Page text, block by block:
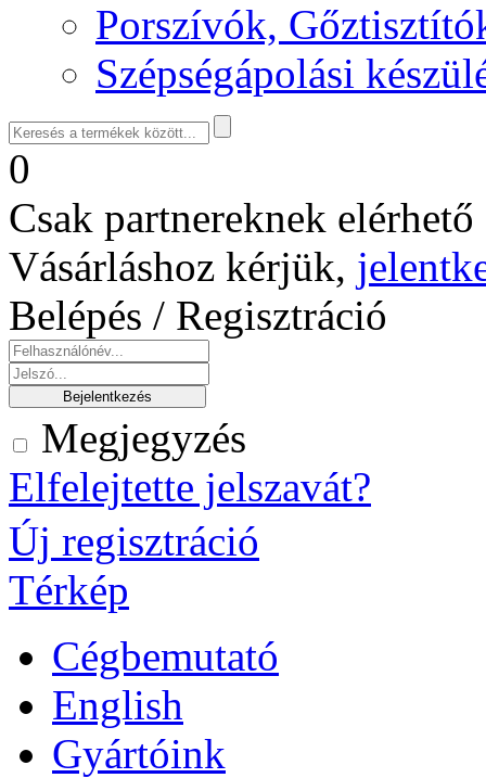
Porszívók,
Szépségápolási
0
Csak partnereknek
Vásárláshoz kérjük,
Belépés / Regisztráció
Megjegyzés
Elfelejtette jelszavát?
Új regisztráció
Térkép
Cégbemutató
English
Gyártóink